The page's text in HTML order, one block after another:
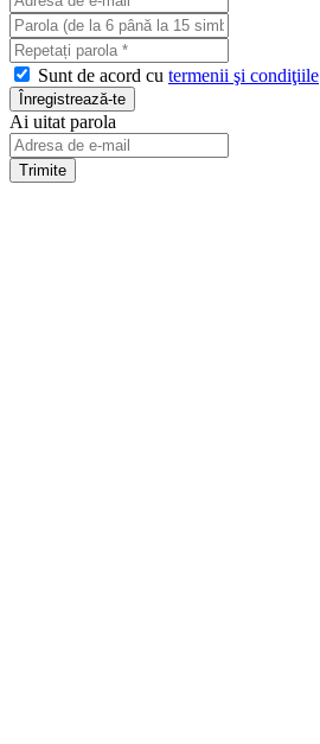
Sunt de acord cu termenii şi condiţiile
Ai uitat parola